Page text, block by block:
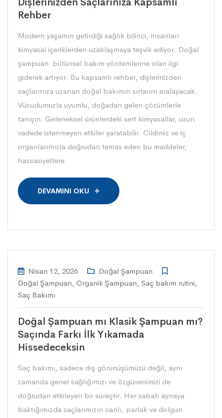
Rehber
Modern yaşamın getirdiği sağlık bilinci, insanları
kimyasal içeriklerden uzaklaşmaya teşvik ediyor. Doğal
şampuan bütünsel bakım yöntemlerine olan ilgi
giderek artıyor. Bu kapsamlı rehber, dişlerinizden
saçlarınıza uzanan doğal bakımın sırlarını aralayacak.
Vücudumuzla uyumlu, doğadan gelen çözümlerle
tanışın. Geleneksel ürünlerdeki sert kimyasallar, uzun
vadede istenmeyen etkiler yaratabilir. Cildimiz ve iç
organlarımızla doğrudan temas eden bu maddeler,
hassasiyetlere
DEVAMINI OKU
Nisan 12, 2026
Doğal Şampuan
Doğal Şampuan, Organik Şampuan, Saç bakım rutini,
Saç Bakımı
Doğal Şampuan mı Klasik Şampuan mı?
Saçında Farkı İlk Yıkamada
Hissedeceksin
Saç bakımı, sadece dış görünüşümüzü değil, aynı
zamanda genel sağlığımızı ve özgüvenimizi de
doğrudan etkileyen bir süreçtir. Her sabah aynaya
baktığımızda saçlarımızın canlı, parlak ve dolgun